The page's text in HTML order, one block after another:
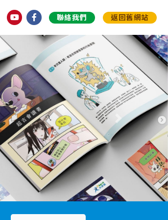
聯絡我們 返回舊網站
下一個